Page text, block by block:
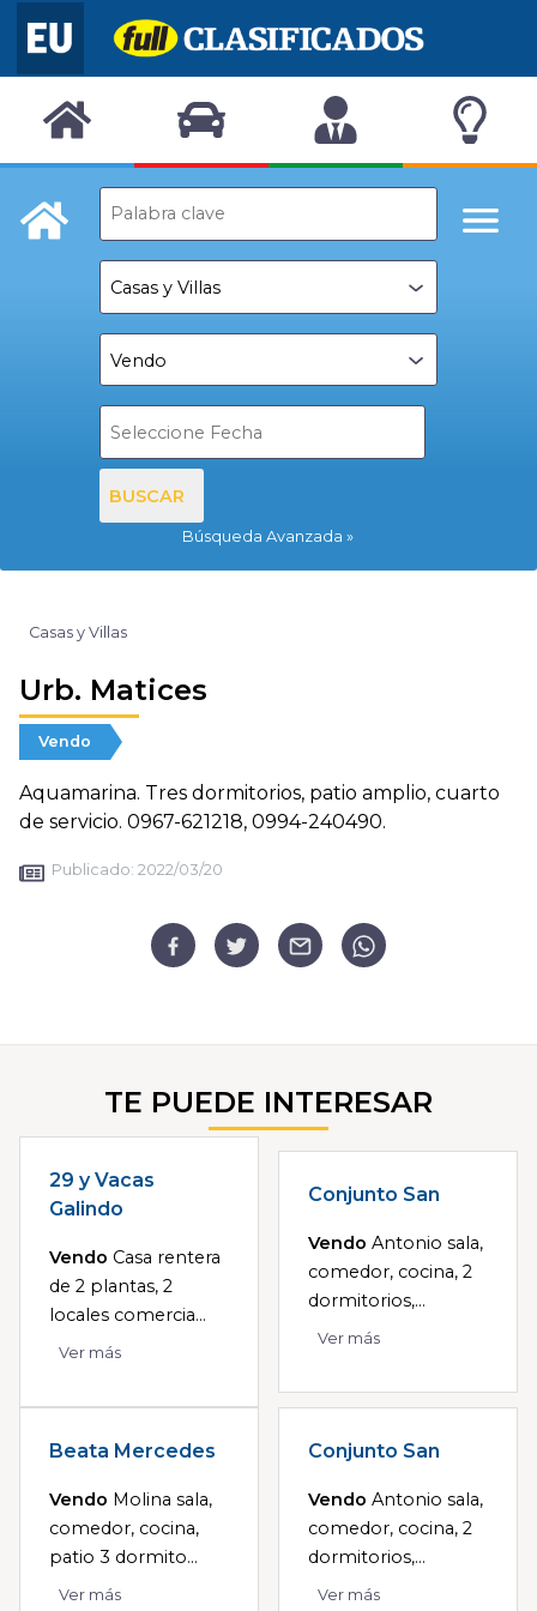
BUSCAR
Búsqueda Avanzada
Casas y Villas
Urb. Matices
Vendo
Aquamarina. Tres dormitorios, patio amplio, cuarto
de servicio. 0967-621218, 0994-240490.
Publicado: 2022/03/20
TE PUEDE INTERESAR
29 y Vacas
Galindo
Vendo Casa rentera
de 2 plantas, 2
locales comercia...
Ver más
Conjunto San
Vendo Antonio sala,
comedor, cocina, 2
dormitorios,...
Ver más
Beata Mercedes
Vendo Molina sala,
comedor, cocina,
patio 3 dormito...
Ver más
Conjunto San
Vendo Antonio sala,
comedor, cocina, 2
dormitorios,...
Ver más